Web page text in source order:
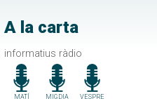
A la carta
informatius ràdio
MATÍ MIGDIA VESPRE